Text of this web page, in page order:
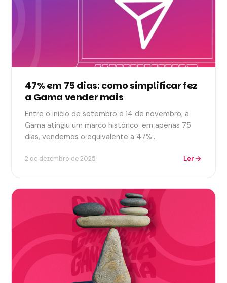
47% em 75 dias: como simplificar fez
a Gama vender mais
Entre o início de setembro e 14 de novembro, a
Gama atingiu um marco histórico: em apenas 75
dias, vendemos o equivalente a 47%…
2 de dezembro de 2025 Ler